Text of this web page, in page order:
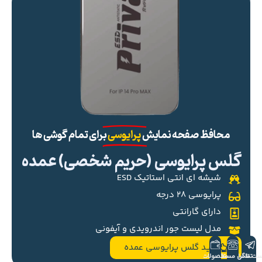
محافظ صفحه نمایشپرایوسیبرای تمام گوشی ها
گلس پرایوسی (حریم شخصی) عمده
شیشه ای انتی استاتیک ESD
پرایوسی ۲۸ درجه
دارای گارانتی
مدل لیست جور اندرویدی و آیفونی
خرید گلس پرایوسی عمده
تلگرام
تماس مستقیم
محصولات